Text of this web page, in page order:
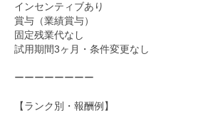
インセンティブあり
賞与（業績賞与）
固定残業代なし
試用期間3ヶ月・条件変更なし
ーーーーーーーー
【ランク別・報酬例】